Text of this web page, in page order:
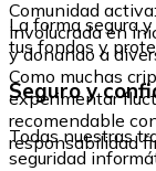
Comunidad
involucrada en
y donando a
Como muchas
experimentar
recomendable
responsabilidad
La forma segura
tus fondos y
Seguro y
Todas nuestras
seguridad